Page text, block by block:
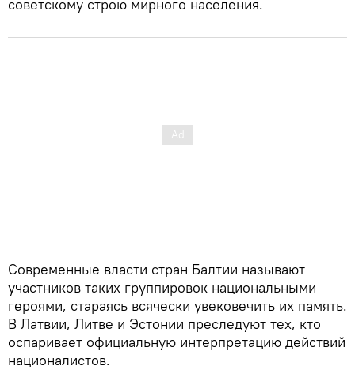
советскому строю мирного населения.
Современные власти стран Балтии называют
участников таких группировок национальными
героями, стараясь всячески увековечить их память.
В Латвии, Литве и Эстонии преследуют тех, кто
оспаривает официальную интерпретацию действий
националистов.